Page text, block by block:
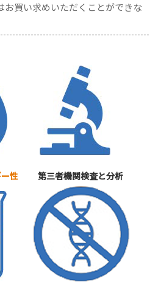
お買い求めいただくことができな
性 第三者機関検査と分析